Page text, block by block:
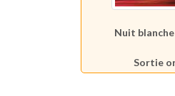
Nuit
Sortie